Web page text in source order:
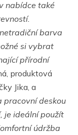
nabídce také
barva
si vybrat
přírodní
produktová
Jika, a
pracovní deskou
je ideální použít
údržba